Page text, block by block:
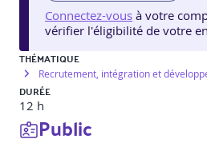
Connectez-vous à votre
vérifier l'éligibilité de votre
THÉMATIQUE
Recrutement, intégration et
DURÉE
12 h
Public